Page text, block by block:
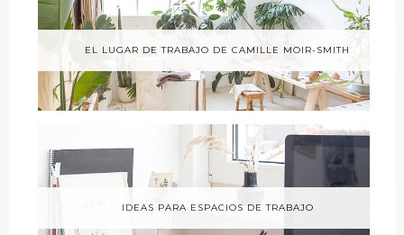
EL LUGAR DE TRABAJO DE CAMILLE MOIR-SMITH
IDEAS PARA ESPACIOS DE TRABAJO